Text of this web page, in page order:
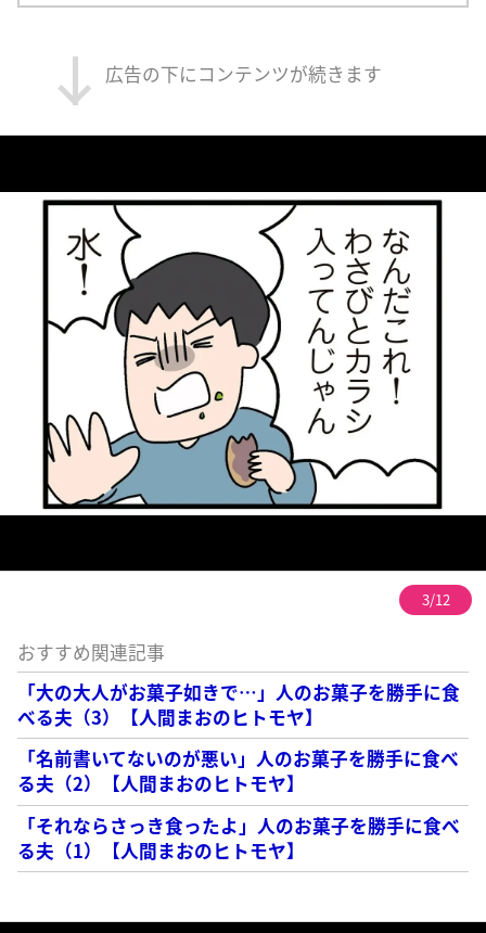
広告の下にコンテンツが続きます
3/12
おすすめ関連記事
「大の大人がお菓子如きで…」人のお菓子を勝手に食
べる夫（3）【人間まおのヒトモヤ】
「名前書いてないのが悪い」人のお菓子を勝手に食べ
る夫（2）【人間まおのヒトモヤ】
「それならさっき食ったよ」人のお菓子を勝手に食べ
る夫（1）【人間まおのヒトモヤ】